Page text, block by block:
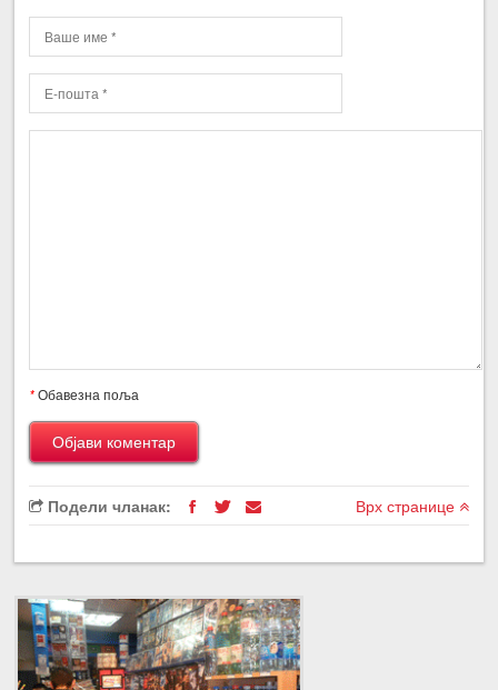
*Обавезна поља
Подели чланак: Врх странице